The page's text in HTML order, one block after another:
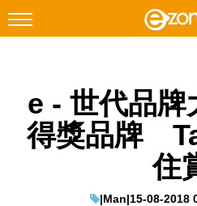
Facebook Instagram
科技焦點
e - 世代品牌
得獎品牌
住
|Man|15-08-2018